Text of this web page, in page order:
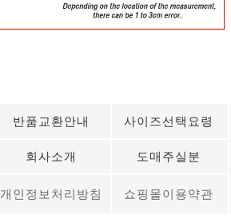
반품교환안내 사이즈선택요령
회사소개 도매주실분
개인정보처리방침 쇼핑몰이용약관